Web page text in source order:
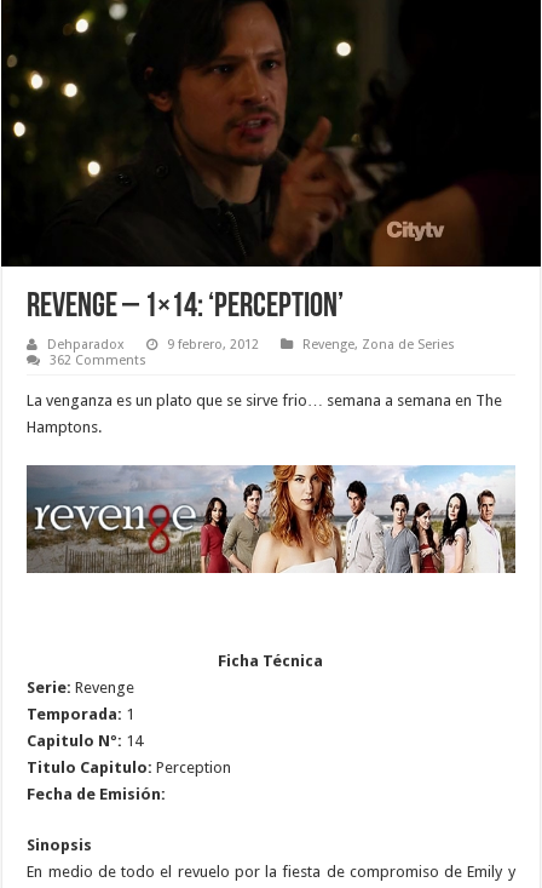
Revenge – 1×14: ‘Perception’
Dehparadox 9 febrero, 2012 Revenge, Zona de Series
362 Comments
La venganza es un plato que se sirve frio… semana a semana en The
Hamptons.
Ficha Técnica
Serie: Revenge
Temporada: 1
Capitulo Nº: 14
Titulo Capitulo: Perception
Fecha de Emisión:
Sinopsis
En medio de todo el revuelo por la fiesta de compromiso de Emily y